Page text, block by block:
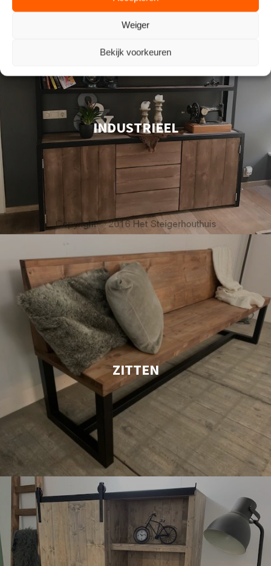
Weiger
Bekijk voorkeuren
INDUSTRIEEL
ZITTEN